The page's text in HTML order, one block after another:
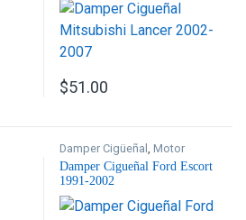
$51.00
Damper Cigüeñal,Motor
Damper Cigueñal Ford Escort
1991-2002